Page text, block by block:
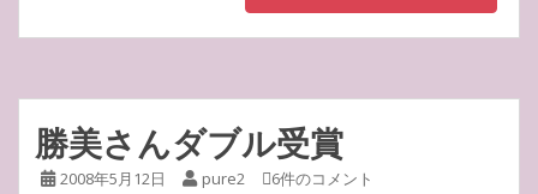
勝美さんダブル受賞
2008年5月12日 pure2 6件のコメント